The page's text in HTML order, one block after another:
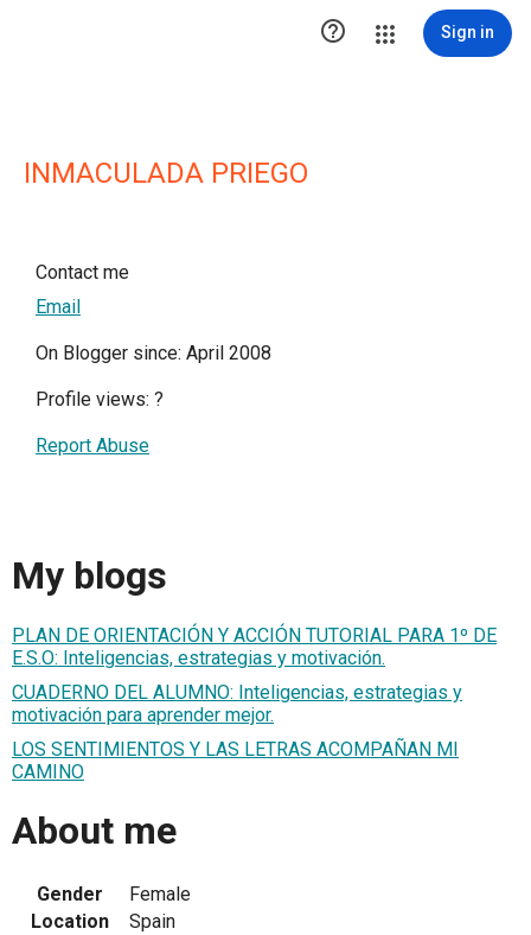
 Sign in
INMACULADA PRIEGO
Contact me
Email
On Blogger since: April 2008
Profile views: ?
Report Abuse
My blogs
PLAN DE ORIENTACIÓN Y ACCIÓN TUTORIAL PARA 1º DE
E.S.O: Inteligencias, estrategias y motivación.
CUADERNO DEL ALUMNO: Inteligencias, estrategias y
motivación para aprender mejor.
LOS SENTIMIENTOS Y LAS LETRAS ACOMPAÑAN MI
CAMINO
About me
Gender
Female
Location
Spain